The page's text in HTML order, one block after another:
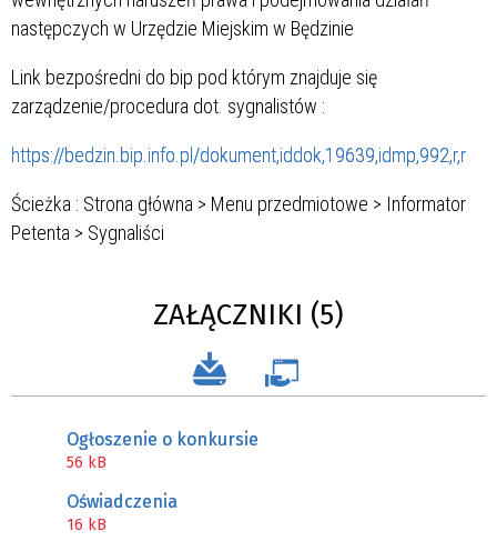
następczych w Urzędzie Miejskim w Będzinie
Link bezpośredni do bip pod którym znajduje się
zarządzenie/procedura dot. sygnalistów :
https://bedzin.bip.info.pl/dokument,iddok,19639,idmp,992,r,r
Ścieżka : Strona główna > Menu przedmiotowe > Informator
Petenta > Sygnaliści
ZAŁĄCZNIKI (5)
Ogłoszenie o konkursie
56 kB
Oświadczenia
16 kB